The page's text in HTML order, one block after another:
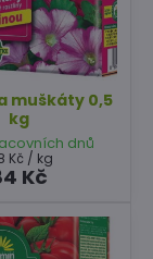
muškáty 0,5
kg
dnů
Kč
Kč / kg